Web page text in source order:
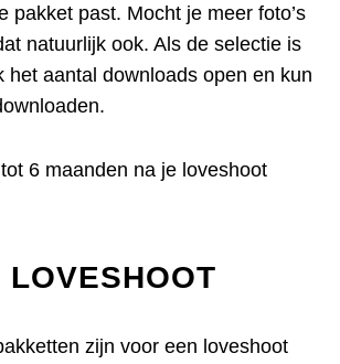
pakket past. Mocht je meer foto’s
natuurlijk ook. Als de selectie is
het aantal downloads open en kun
6 maanden na je loveshoot
LOVESHOOT
zijn voor een loveshoot